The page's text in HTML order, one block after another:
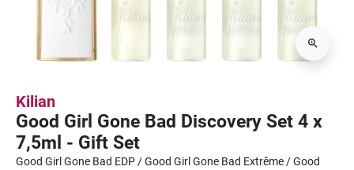
Kilian
Good Girl Gone Bad Discovery Set 4 x
7,5ml - Gift Set
Good Girl Gone Bad EDP / Good Girl Gone Bad Extrême / Good